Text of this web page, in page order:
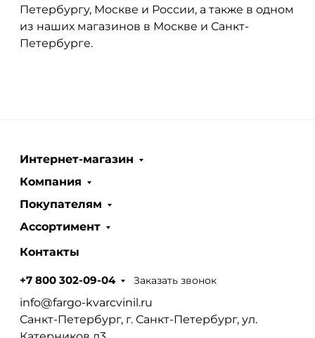
Петербургу, Москве и России, а также в одном
из наших магазинов в Москве и Санкт-
Петербурге.
Интернет-магазин
Компания
Покупателям
Ассортимент
Контакты
+7 800 302-09-04 Заказать звонок
info@fargo-kvarcvinil.ru
Санкт-Петербург, г. Санкт-Петербург, ул.